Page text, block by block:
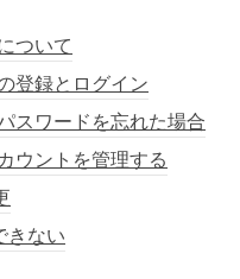
ついて
登録とログイン
スワードを忘れた場合
ウントを管理する
きない